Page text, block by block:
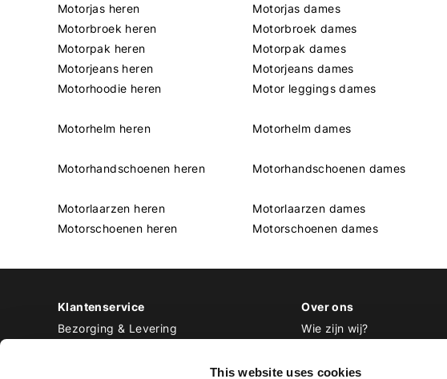
This website uses cookies
Motorjas heren
Motorbroek heren
Motorpak heren
Motorjeans heren
Motorhoodie heren
Motorhelm heren
Motorhandschoenen heren
Motorlaarzen heren
Motorschoenen heren
Motorjas dames
Motorbroek dames
Motorpak dames
Motorjeans dames
Motor leggings dames
Motorhelm dames
Motorhandschoenen dames
Motorlaarzen dames
Motorschoenen dames
Klantenservice
Bezorging & Levering
Over ons
Wie zijn wij?
Werken bij Biker Outfit